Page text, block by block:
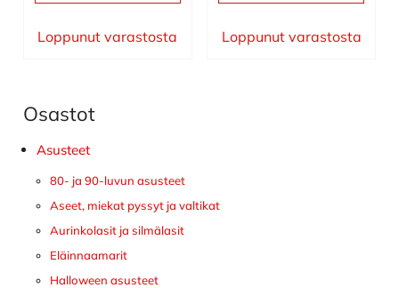
Loppunut varastosta Loppunut varastosta
Ensisijainen
sivupalkki
Osastot
Asusteet
80- ja 90-luvun asusteet
Aseet, miekat pyssyt ja valtikat
Aurinkolasit ja silmälasit
Eläinnaamarit
Halloween asusteet